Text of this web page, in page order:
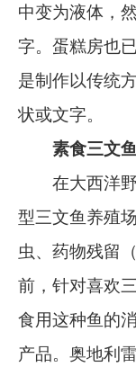
中变为液体，
字。蛋糕房也
是制作以传统
状或文字。
素食三文鱼
在大西洋野
型三文鱼养殖
虫、药物残留
前，针对喜欢
食用这种鱼的
产品。奥地利